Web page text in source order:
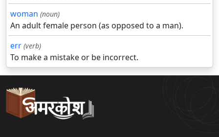
woman (noun)
An adult female person (as opposed to a man).
err (verb)
To make a mistake or be incorrect.